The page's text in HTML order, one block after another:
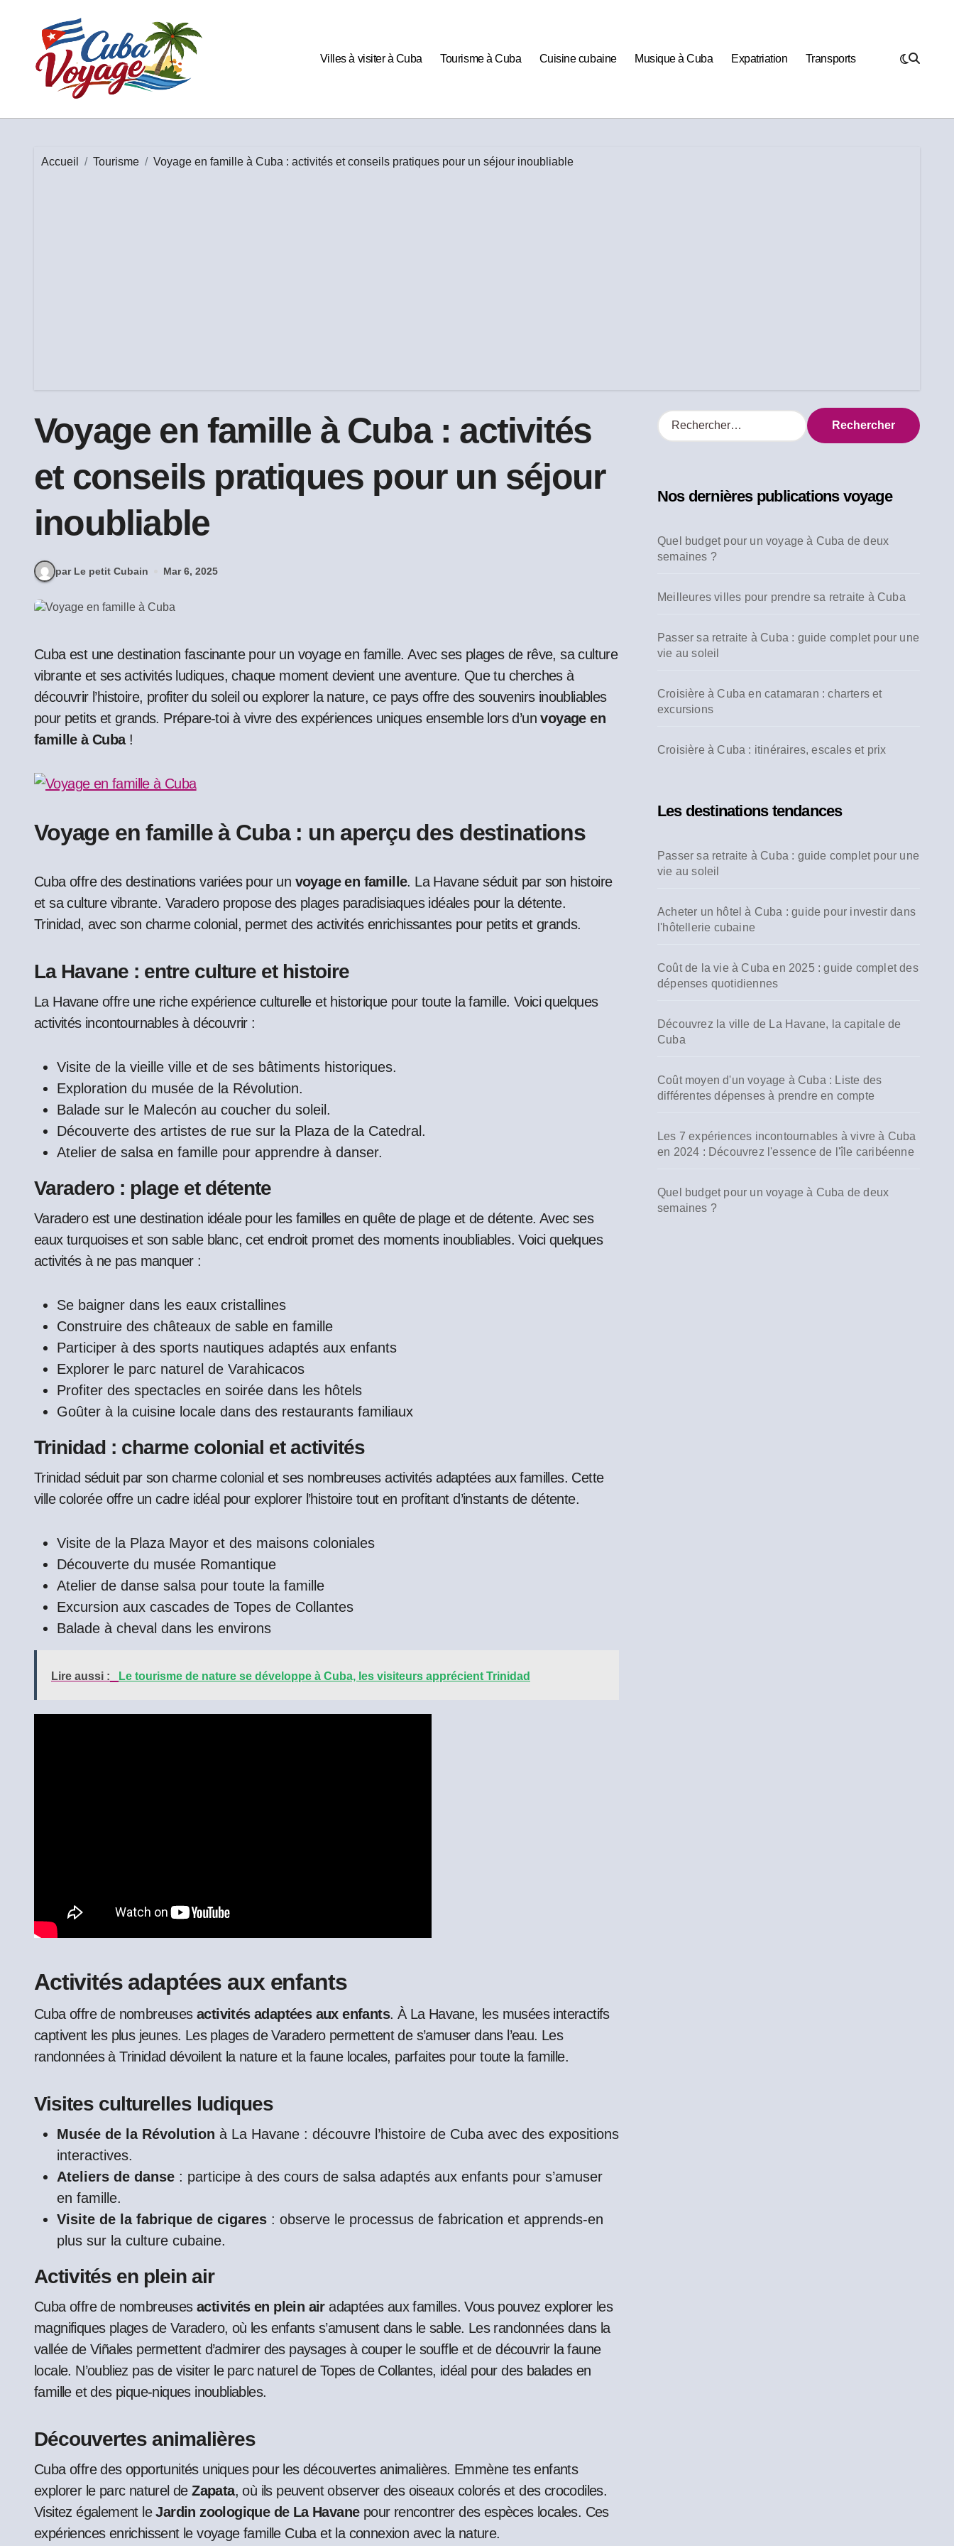
Villes à visiter à Cuba
Tourisme à Cuba Cuisine cubaine Musique à Cuba Expatriation Transports
Accueil Tourisme Voyage en famille à Cuba : activités et conseils pratiques pour un séjour inoubliable
Voyage en famille à Cuba : activités
et conseils pratiques pour un séjour
inoubliable
par Le petit Cubain Mar 6, 2025
Cuba est une destination fascinante pour un voyage en famille. Avec ses plages de rêve, sa culture
vibrante et ses activités ludiques, chaque moment devient une aventure. Que tu cherches à
découvrir l’histoire, profiter du soleil ou explorer la nature, ce pays offre des souvenirs inoubliables
pour petits et grands. Prépare-toi à vivre des expériences uniques ensemble lors d’unvoyage en
famille à Cuba!
Voyage en famille à Cuba : un aperçu des destinations
Cuba offre des destinations variées pour un voyage en famille. La Havane séduit par son histoire
et sa culture vibrante. Varadero propose des plages paradisiaques idéales pour la détente.
Trinidad, avec son charme colonial, permet des activités enrichissantes pour petits et grands.
La Havane : entre culture et histoire
La Havane offre une riche expérience culturelle et historique pour toute la famille. Voici quelques
activités incontournables à découvrir :
Visite de la vieille ville et de ses bâtiments historiques.
Exploration du musée de la Révolution.
Balade sur le Malecón au coucher du soleil.
Découverte des artistes de rue sur la Plaza de la Catedral.
Atelier de salsa en famille pour apprendre à danser.
Varadero : plage et détente
Varadero est une destination idéale pour les familles en quête de plage et de détente. Avec ses
eaux turquoises et son sable blanc, cet endroit promet des moments inoubliables. Voici quelques
activités à ne pas manquer :
Se baigner dans les eaux cristallines
Construire des châteaux de sable en famille
Participer à des sports nautiques adaptés aux enfants
Explorer le parc naturel de Varahicacos
Profiter des spectacles en soirée dans les hôtels
Goûter à la cuisine locale dans des restaurants familiaux
Trinidad : charme colonial et activités
Trinidad séduit par son charme colonial et ses nombreuses activités adaptées aux familles. Cette
ville colorée offre un cadre idéal pour explorer l’histoire tout en profitant d’instants de détente.
Visite de la Plaza Mayor et des maisons coloniales
Découverte du musée Romantique
Atelier de danse salsa pour toute la famille
Excursion aux cascades de Topes de Collantes
Balade à cheval dans les environs
Lire aussi : Le tourisme de nature se développe à Cuba, les visiteurs apprécient Trinidad
Activités adaptées aux enfants
Cuba offre de nombreuses activités adaptées aux enfants. À La Havane, les musées interactifs
captivent les plus jeunes. Les plages de Varadero permettent de s’amuser dans l’eau. Les
randonnées à Trinidad dévoilent la nature et la faune locales, parfaites pour toute la famille.
Visites culturelles ludiques
Musée de la Révolution à La Havane : découvre l’histoire de Cuba avec des expositions
interactives.
Ateliers de danse : participe à des cours de salsa adaptés aux enfants pour s’amuser
en famille.
Visite de la fabrique de cigares : observe le processus de fabrication et apprends-en
plus sur la culture cubaine.
Activités en plein air
Cuba offre de nombreuses activités en plein airadaptées aux familles. Vous pouvez explorer les
magnifiques plages de Varadero, où les enfants s’amusent dans le sable. Les randonnées dans la
vallée de Viñales permettent d’admirer des paysages à couper le souffle et de découvrir la faune
locale. N’oubliez pas de visiter le parc naturel de Topes de Collantes, idéal pour des balades en
famille et des pique-niques inoubliables.
Découvertes animalières
Cuba offre des opportunités uniques pour les découvertes animalières. Emmène tes enfants
explorer le parc naturel deZapata, où ils peuvent observer des oiseaux colorés et des crocodiles.
Visitez également leJardin zoologique de La Havanepour rencontrer des espèces locales. Ces
expériences enrichissent le voyage famille Cuba et la connexion avec la nature.
R
e
r
e
r
Nos dernières publications voyage
Quel budget pour un voyage à Cuba de deux
semaines ?
Meilleures villes pour prendre sa retraite à Cuba
Passer sa retraite à Cuba : guide complet pour une
vie au soleil
Croisière à Cuba en catamaran : charters et
excursions
Croisière à Cuba : itinéraires, escales et prix
Les destinations tendances
Passer sa retraite à Cuba : guide complet pour une
vie au soleil
Acheter un hôtel à Cuba : guide pour investir dans
l'hôtellerie cubaine
Coût de la vie à Cuba en 2025 : guide complet des
dépenses quotidiennes
Découvrez la ville de La Havane, la capitale de
Cuba
Coût moyen d'un voyage à Cuba : Liste des
différentes dépenses à prendre en compte
Les 7 expériences incontournables à vivre à Cuba
en 2024 : Découvrez l'essence de l'île caribéenne
Quel budget pour un voyage à Cuba de deux
semaines ?